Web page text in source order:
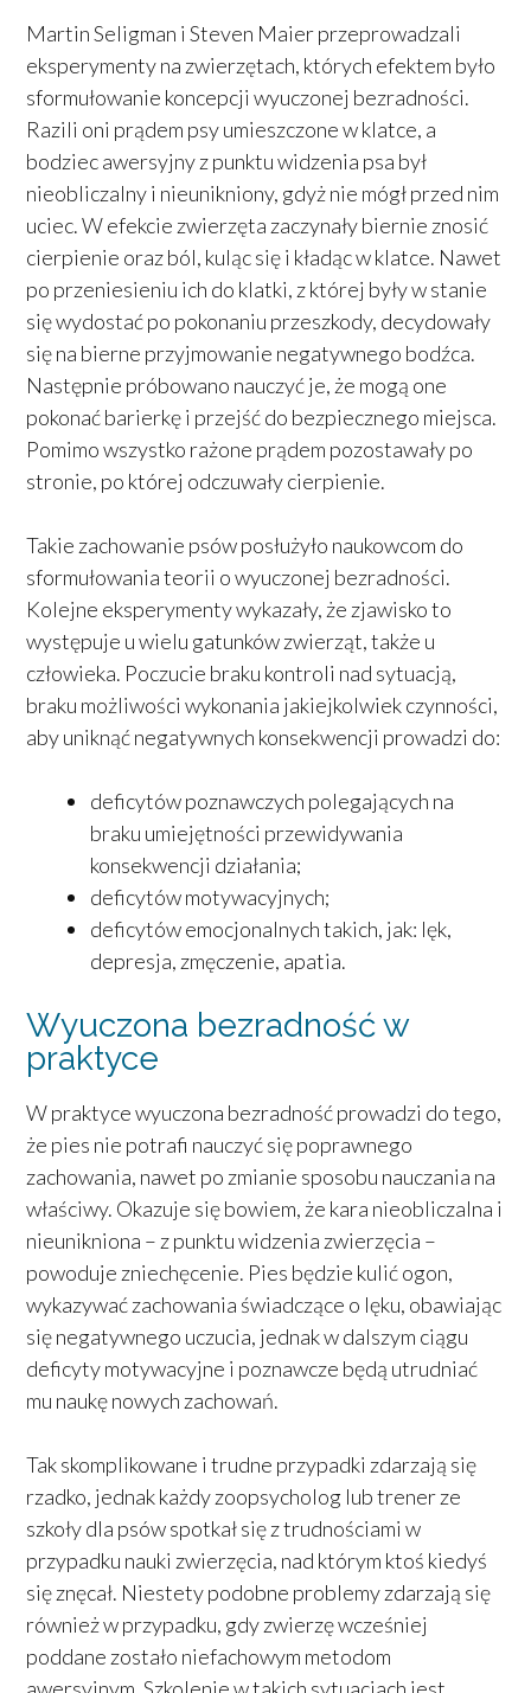
Martin Seligman i Steven Maier przeprowadzali
eksperymenty na zwierzętach, których efektem było
sformułowanie koncepcji wyuczonej bezradności.
Razili oni prądem psy umieszczone w klatce, a
bodziec awersyjny z punktu widzenia psa był
nieobliczalny i nieunikniony, gdyż nie mógł przed nim
uciec. W efekcie zwierzęta zaczynały biernie znosić
cierpienie oraz ból, kuląc się i kładąc w klatce. Nawet
po przeniesieniu ich do klatki, z której były w stanie
się wydostać po pokonaniu przeszkody, decydowały
się na bierne przyjmowanie negatywnego bodźca.
Następnie próbowano nauczyć je, że mogą one
pokonać barierkę i przejść do bezpiecznego miejsca.
Pomimo wszystko rażone prądem pozostawały po
stronie, po której odczuwały cierpienie.
Takie zachowanie psów posłużyło naukowcom do
sformułowania teorii o wyuczonej bezradności.
Kolejne eksperymenty wykazały, że zjawisko to
występuje u wielu gatunków zwierząt, także u
człowieka. Poczucie braku kontroli nad sytuacją,
braku możliwości wykonania jakiejkolwiek czynności,
aby uniknąć negatywnych konsekwencji prowadzi do:
deficytów poznawczych polegających na
braku umiejętności przewidywania
konsekwencji działania;
deficytów motywacyjnych;
deficytów emocjonalnych takich, jak: lęk,
depresja, zmęczenie, apatia.
Wyuczona bezradność w
praktyce
W praktyce wyuczona bezradność prowadzi do tego,
że pies nie potrafi nauczyć się poprawnego
zachowania, nawet po zmianie sposobu nauczania na
właściwy. Okazuje się bowiem, że kara nieobliczalna i
nieunikniona – z punktu widzenia zwierzęcia –
powoduje zniechęcenie. Pies będzie kulić ogon,
wykazywać zachowania świadczące o lęku, obawiając
się negatywnego uczucia, jednak w dalszym ciągu
deficyty motywacyjne i poznawcze będą utrudniać
mu naukę nowych zachowań.
Tak skomplikowane i trudne przypadki zdarzają się
rzadko, jednak każdy zoopsycholog lub trener ze
szkoły dla psów spotkał się z trudnościami w
przypadku nauki zwierzęcia, nad którym ktoś kiedyś
się znęcał. Niestety podobne problemy zdarzają się
również w przypadku, gdy zwierzę wcześniej
poddane zostało niefachowym metodom